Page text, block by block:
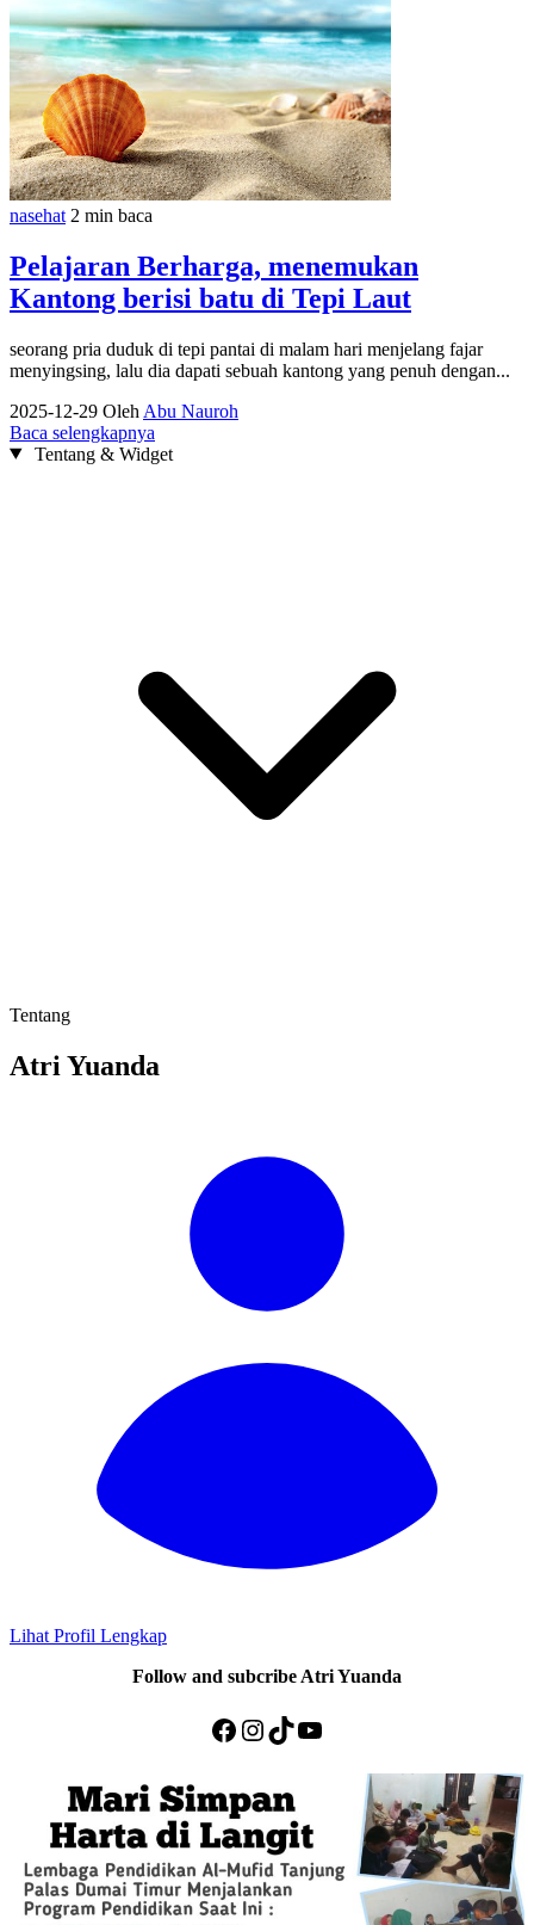
nasehat 2 min baca
Pelajaran Berharga, menemukan
Kantong berisi batu di Tepi Laut
seorang pria duduk di tepi pantai di malam hari menjelang fajar
menyingsing, lalu dia dapati sebuah kantong yang penuh dengan...
2025-12-29 Oleh Abu Nauroh
Baca selengkapnya
Tentang & Widget
Tentang
Atri Yuanda
Lihat Profil Lengkap
Follow and subcribe Atri Yuanda
Facebook
Instagram
TikTok
YouTube